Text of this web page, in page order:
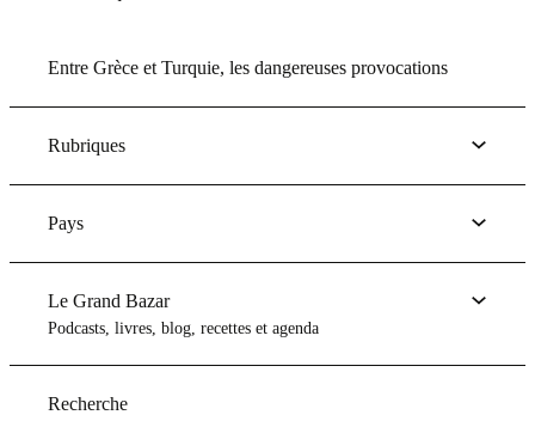
Entre Grèce et Turquie, les dangereuses provocations
Rubriques
Pays
Le Grand Bazar
Podcasts, livres, blog, recettes et agenda
Recherche